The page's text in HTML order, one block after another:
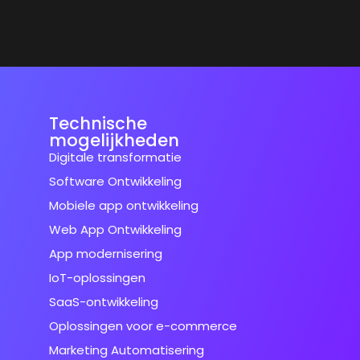
Technische
mogelijkheden
Digitale transformatie
Software Ontwikkeling
Mobiele app ontwikkeling
Web App Ontwikkeling
App modernisering
IoT-oplossingen
SaaS-ontwikkeling
Oplossingen voor e-commerce
Marketing Automatisering